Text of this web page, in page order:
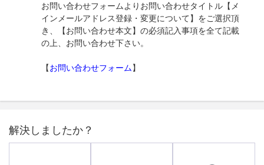
お問い合わせフォームよりお問い合わせタイトル【メ
インメールアドレス登録・変更について】をご選択頂
き、【お問い合わせ本文】の必須記入事項を全て記載
の上、お問い合わせ下さい。
【お問い合わせフォーム】
解決しましたか？